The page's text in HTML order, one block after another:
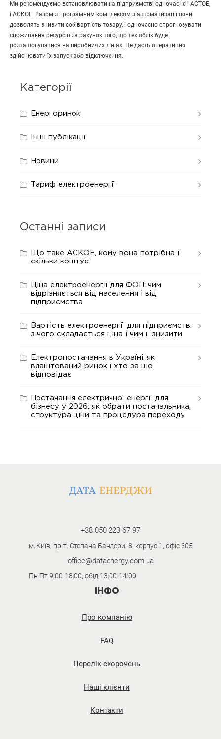
Ми рекомендуємо встановлювати на підприємстві одночасно і АСТОЕ,
і АСКОЕ. Разом з програмним комплексом з автоматизації вони
дозволять знизити собівартість товару, і одночасно спрогнозувати
споживання ресурсів за рахунок того, що тех.облік буде
розташовуватися на виробничих лініях. Це дасть оперативно
здійснювати їх запуск або відключення.
Категорії
Енергоринок
Інші публікації
Новини
Тариф електроенергії
Останні записи
Що таке АСКОЕ, кому вона потрібна і
скільки коштує
Ціна електроенергії для ФОП: чим
відрізняється від населення і від
підприємства
Вартість електроенергії для підприємств:
з чого складається ціна і чим її знизити
Електропостачання в Україні: як
влаштований ринок і хто за що
відповідає
Постачання електричної енергії для
бізнесу у 2026: як обрати постачальника,
структура ціни та процедура переходу
+38 050 223 67 97
м. Київ, пр-т. Степана Бандери, 8, корпус 1, офіс 305
office@dataenergy.com.ua
Пн-Пт 9:00-18:00, обід 13:00-14:00
ІНФО
Про компанію
FAQ
Перелік скорочень
Наші клієнти
Контакти